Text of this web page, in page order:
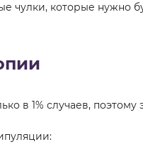
чулки, которые нужно
в 1% случаев, поэтому